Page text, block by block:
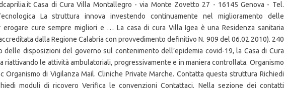
Casa di Cura Villa Montallegro - via Monte Zovetto 27 - 16145 Genova - Tel.
La struttura innova investendo continuamente nel miglioramento delle
erogare cure sempre migliori e … La casa di cura Villa Igea è una Residenza sanitaria
dalla Regione Calabria con provvedimento definitivo N. 909 del 06.02.2010). 240
delle disposizioni del governo sul contenimento dell’epidemia covid-19, la Casa di Cura
riattivando le attività ambulatoriali, progressivamente e in maniera controllata. Organismo
Organismo di Vigilanza Mail. Cliniche Private Marche. Contatta questa struttura Richiedi
moduli di ricovero Verifica le convenzioni Contattaci. Nella sezione dei contatti